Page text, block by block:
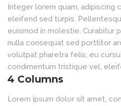
Integer lorem quam, adipiscing
eleifend sed turpis.
euismod in molestie. Curabitur
nulla consequat sed porttitor
volutpat pharetra felis, eu
condimentum tristique vel,
4 Columns
Lorem ipsum dolor sit amet,